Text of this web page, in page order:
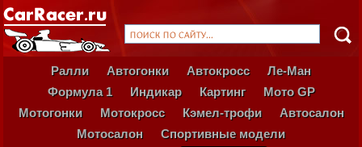
Ралли Автогонки Автокросс
Ле-Ман
Формула 1
Индикар Картинг
Мото GP
Мотогонки
Мотокросс Кэмел-трофи
Автосалон
Мотосалон
Спортивные модели